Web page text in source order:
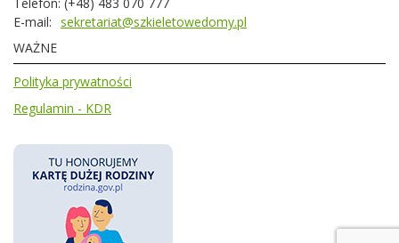
E-mail: sekretariat@szkieletowedomy.pl
WAŻNE
Polityka prywatności
Regulamin - KDR